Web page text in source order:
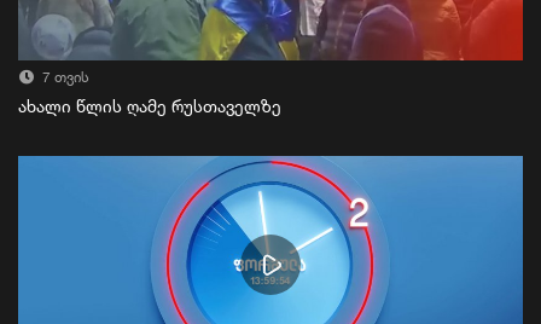
7 თვის
ახალი წლის ღამე რუსთაველზე